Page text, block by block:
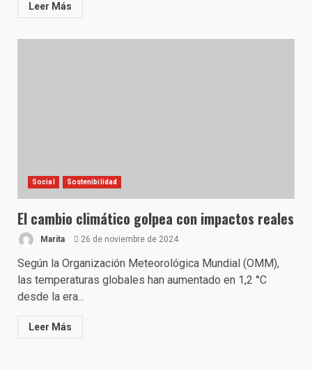
Leer Más
Social Sostenibilidad
El cambio climático golpea con impactos reales
Marita 26 de noviembre de 2024
Según la Organización Meteorológica Mundial (OMM),
las temperaturas globales han aumentado en 1,2 °C
desde la era...
Leer Más